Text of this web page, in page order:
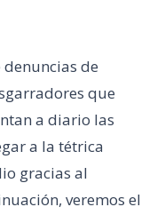
de
que
a diario las
a la tétrica
gracias al
veremos el